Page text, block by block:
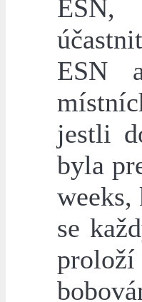
ESN,
ESN
jestli
byla
weeks,
se